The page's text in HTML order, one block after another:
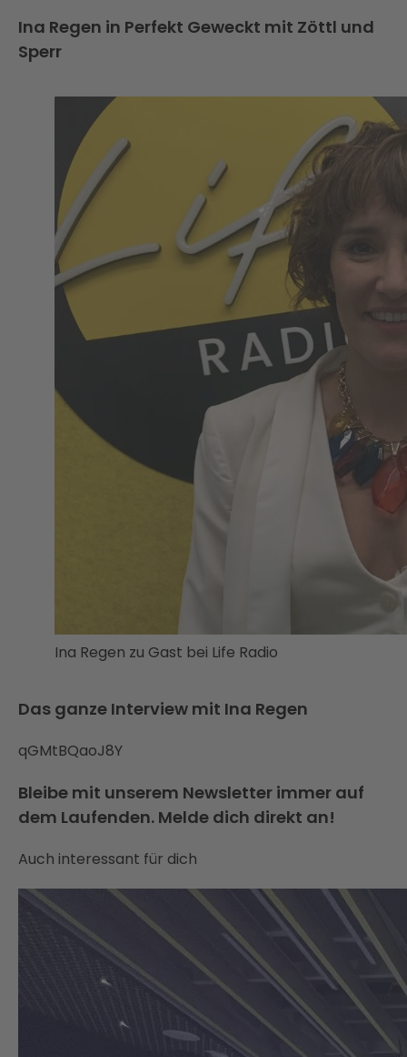
Ina Regen in Perfekt Geweckt mit Zöttl und
Sperr
Ina Regen zu Gast bei Life Radio
Das ganze Interview mit Ina Regen
qGMtBQaoJ8Y
Bleibe mit unserem Newsletter immer auf
dem Laufenden. Melde dich direkt an!
Auch interessant für dich